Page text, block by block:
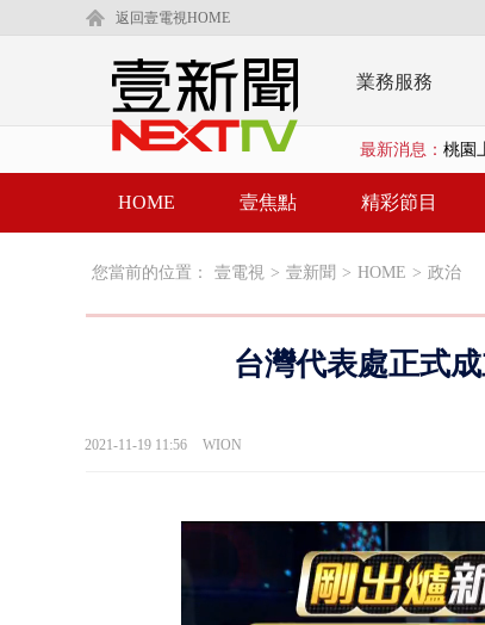
返回壹電視HOME
業務服務
最新消息：
演哪
漢光
壹氣
沈伯
詭！
HOME 壹焦點 精彩節目
您當前的位置： 壹電視 > 壹新聞 > HOME > 政治
台灣代表處正式
2021-11-19 11:56 WION